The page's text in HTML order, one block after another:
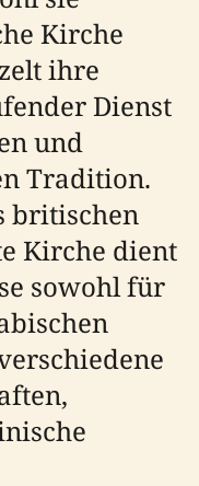
Kirche
ihre
Dienst
und
Tradition.
britischen
Kirche dient
sowohl für